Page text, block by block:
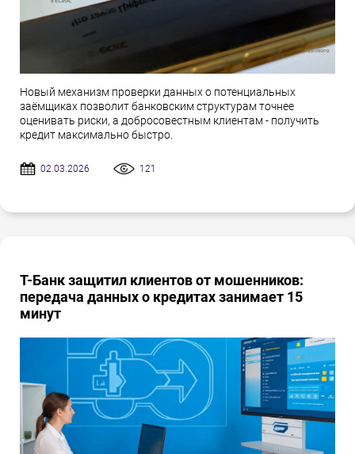
Новый механизм проверки данных о потенциальных
заёмщиках позволит банковским структурам точнее
оценивать риски, а добросовестным клиентам - получить
кредит максимально быстро.
02.03.2026 121
Т-Банк защитил клиентов от мошенников:
передача данных о кредитах занимает 15
минут